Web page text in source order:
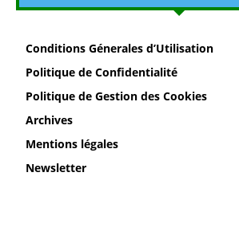
Conditions Génerales d’Utilisation
Politique de Confidentialité
Politique de Gestion des Cookies
Archives
Mentions légales
Newsletter